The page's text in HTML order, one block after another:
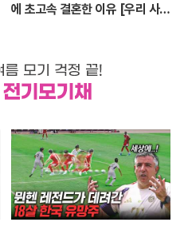
에 초고속 결혼한 이유 [우리 사이